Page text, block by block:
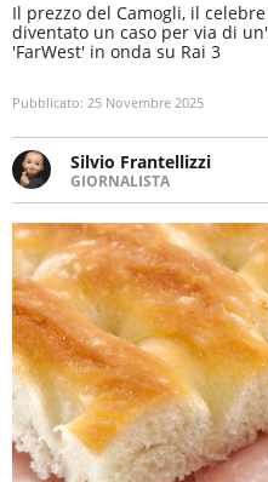
Il prezzo del Camogli, il
diventato un caso per via di
'FarWest' in onda su Rai 3
Pubblicato: 25 Novembre 2025
Silvio Frantellizzi
GIORNALISTA
Giornalista pubblicista.
informazione sul web,
cronaca, motori,